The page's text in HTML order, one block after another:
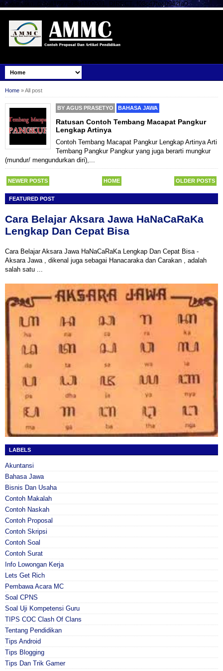
google.com, pub-4169750801100201, DIRECT, f08c47fec0942fa0
Home »All post
BY AGUS PRASETYO BAHASA JAWA
Ratusan Contoh Tembang Macapat Pangkur
Lengkap Artinya
Contoh Tembang Macapat Pangkur Lengkap Artinya Arti
Tembang Pangkur Pangkur yang juga berarti mungkur
(mundur/ mengundurkan diri),...
NEWER POSTS OLDER POSTS
HOME
FEATURED POST
Cara Belajar Aksara Jawa HaNaCaRaKa
Lengkap Dan Cepat Bisa
Cara Belajar Aksara Jawa HaNaCaRaKa Lengkap Dan Cepat Bisa -
Aksara Jawa , dikenal juga sebagai Hanacaraka dan Carakan , adalah
salah satu ...
LABELS
Akuntansi
Bahasa Jawa
Bisnis Dan Usaha
Contoh Makalah
Contoh Naskah
Contoh Proposal
Contoh Skripsi
Contoh Soal
Contoh Surat
Info Lowongan Kerja
Lets Get Rich
Pembawa Acara MC
Soal CPNS
Soal Uji Kompetensi Guru
TIPS COC Clash Of Clans
Tentang Pendidikan
Tips Android
Tips Blogging
Tips Dan Trik Gamer